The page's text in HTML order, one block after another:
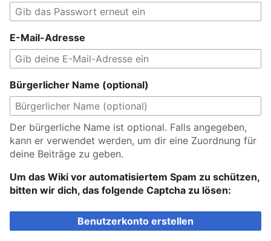
E-Mail-Adresse
Bürgerlicher Name (optional)
Der bürgerliche Name ist optional. Falls angegeben,
kann er verwendet werden, um dir eine Zuordnung für
deine Beiträge zu geben.
Um das Wiki vor automatisiertem Spam zu schützen,
bitten wir dich, das folgende Captcha zu lösen:
Benutzerkonto erstellen